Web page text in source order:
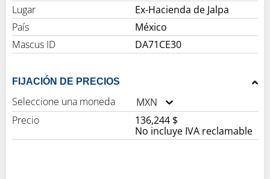
Lugar
Ex-Hacienda de Jalpa
País
México
Mascus ID
DA71CE30
FIJACIÓN DE PRECIOS
Seleccione una moneda
MXN
Precio
136,244 $
No incluye IVA reclamable